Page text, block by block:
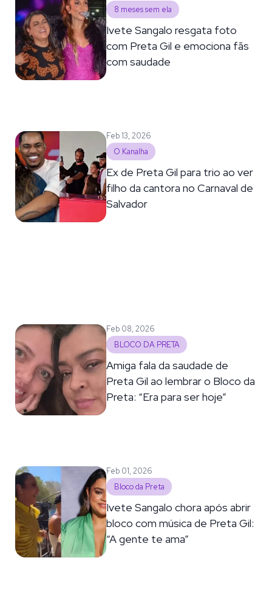
8 meses sem ela
Ivete Sangalo resgata foto
com Preta Gil e emociona fãs
com saudade
Feb 13, 2026
O Kanalha
Ex de Preta Gil para trio ao ver
filho da cantora no Carnaval de
Salvador
Feb 08, 2026
BLOCO DA PRETA
Amiga fala da saudade de
Preta Gil ao lembrar o Bloco da
Preta: “Era para ser hoje”
Feb 01, 2026
Bloco da Preta
Ivete Sangalo chora após abrir
bloco com música de Preta Gil:
“A gente te ama”